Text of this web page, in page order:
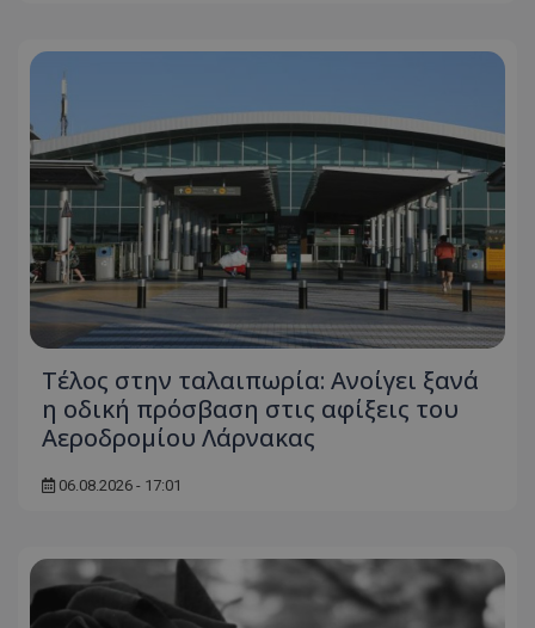
Τέλος στην ταλαιπωρία: Ανοίγει ξανά
η οδική πρόσβαση στις αφίξεις του
Αεροδρομίου Λάρνακας
06.08.2026 - 17:01